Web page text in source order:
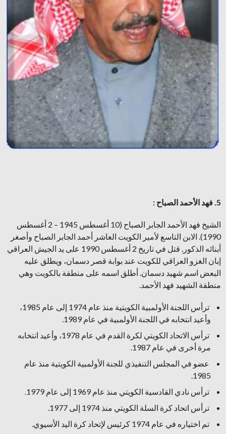
5. فهد الأحمد الصباح :
الشيخ فهد الأحمد الجابر الصباح (10 أغسطس 1945 – 2 أغسطس
1990). الابن التاسع لأمير الكويت العاشر أحمد الجابر الصباح وأصغر
أبنائه الذكور. قتل في تاريخ 2 أغسطس 1990 على يد الجيش العراقي
إبان الغزو العراقي للكويت عند بوابة قصر دسمان، ويطلق عليه
البعض اسم شهيد دسمان. أطلق اسمه على منطفة بالكويت وهي
منطقة الشهيد فهد الأحمد.
ترأس اللجنة الأولمبية الكويتية منذ عام 1974 إلى عام 1985،
وأعيد انتخابه في اللجنة الأولمبية في عام 1989.
ترأس الاتحاد الكويتي لكرة القدم في عام 1978، وأعيد انتخابه
مرة أخرى في عام 1987.
عضو في المجلس التنفيذي للجنة الأولمبية الكويتية منذ عام
1985.
ترأس نادي القادسية الكويتي منذ عام 1969 إلى عام 1979.
ترأس اتحاد كرة السلة الكويتي منذ 1974 إلى 1977.
تم اختياره في عام 1974 كرئيس لإتحاد كرة اليد الأسيوي.